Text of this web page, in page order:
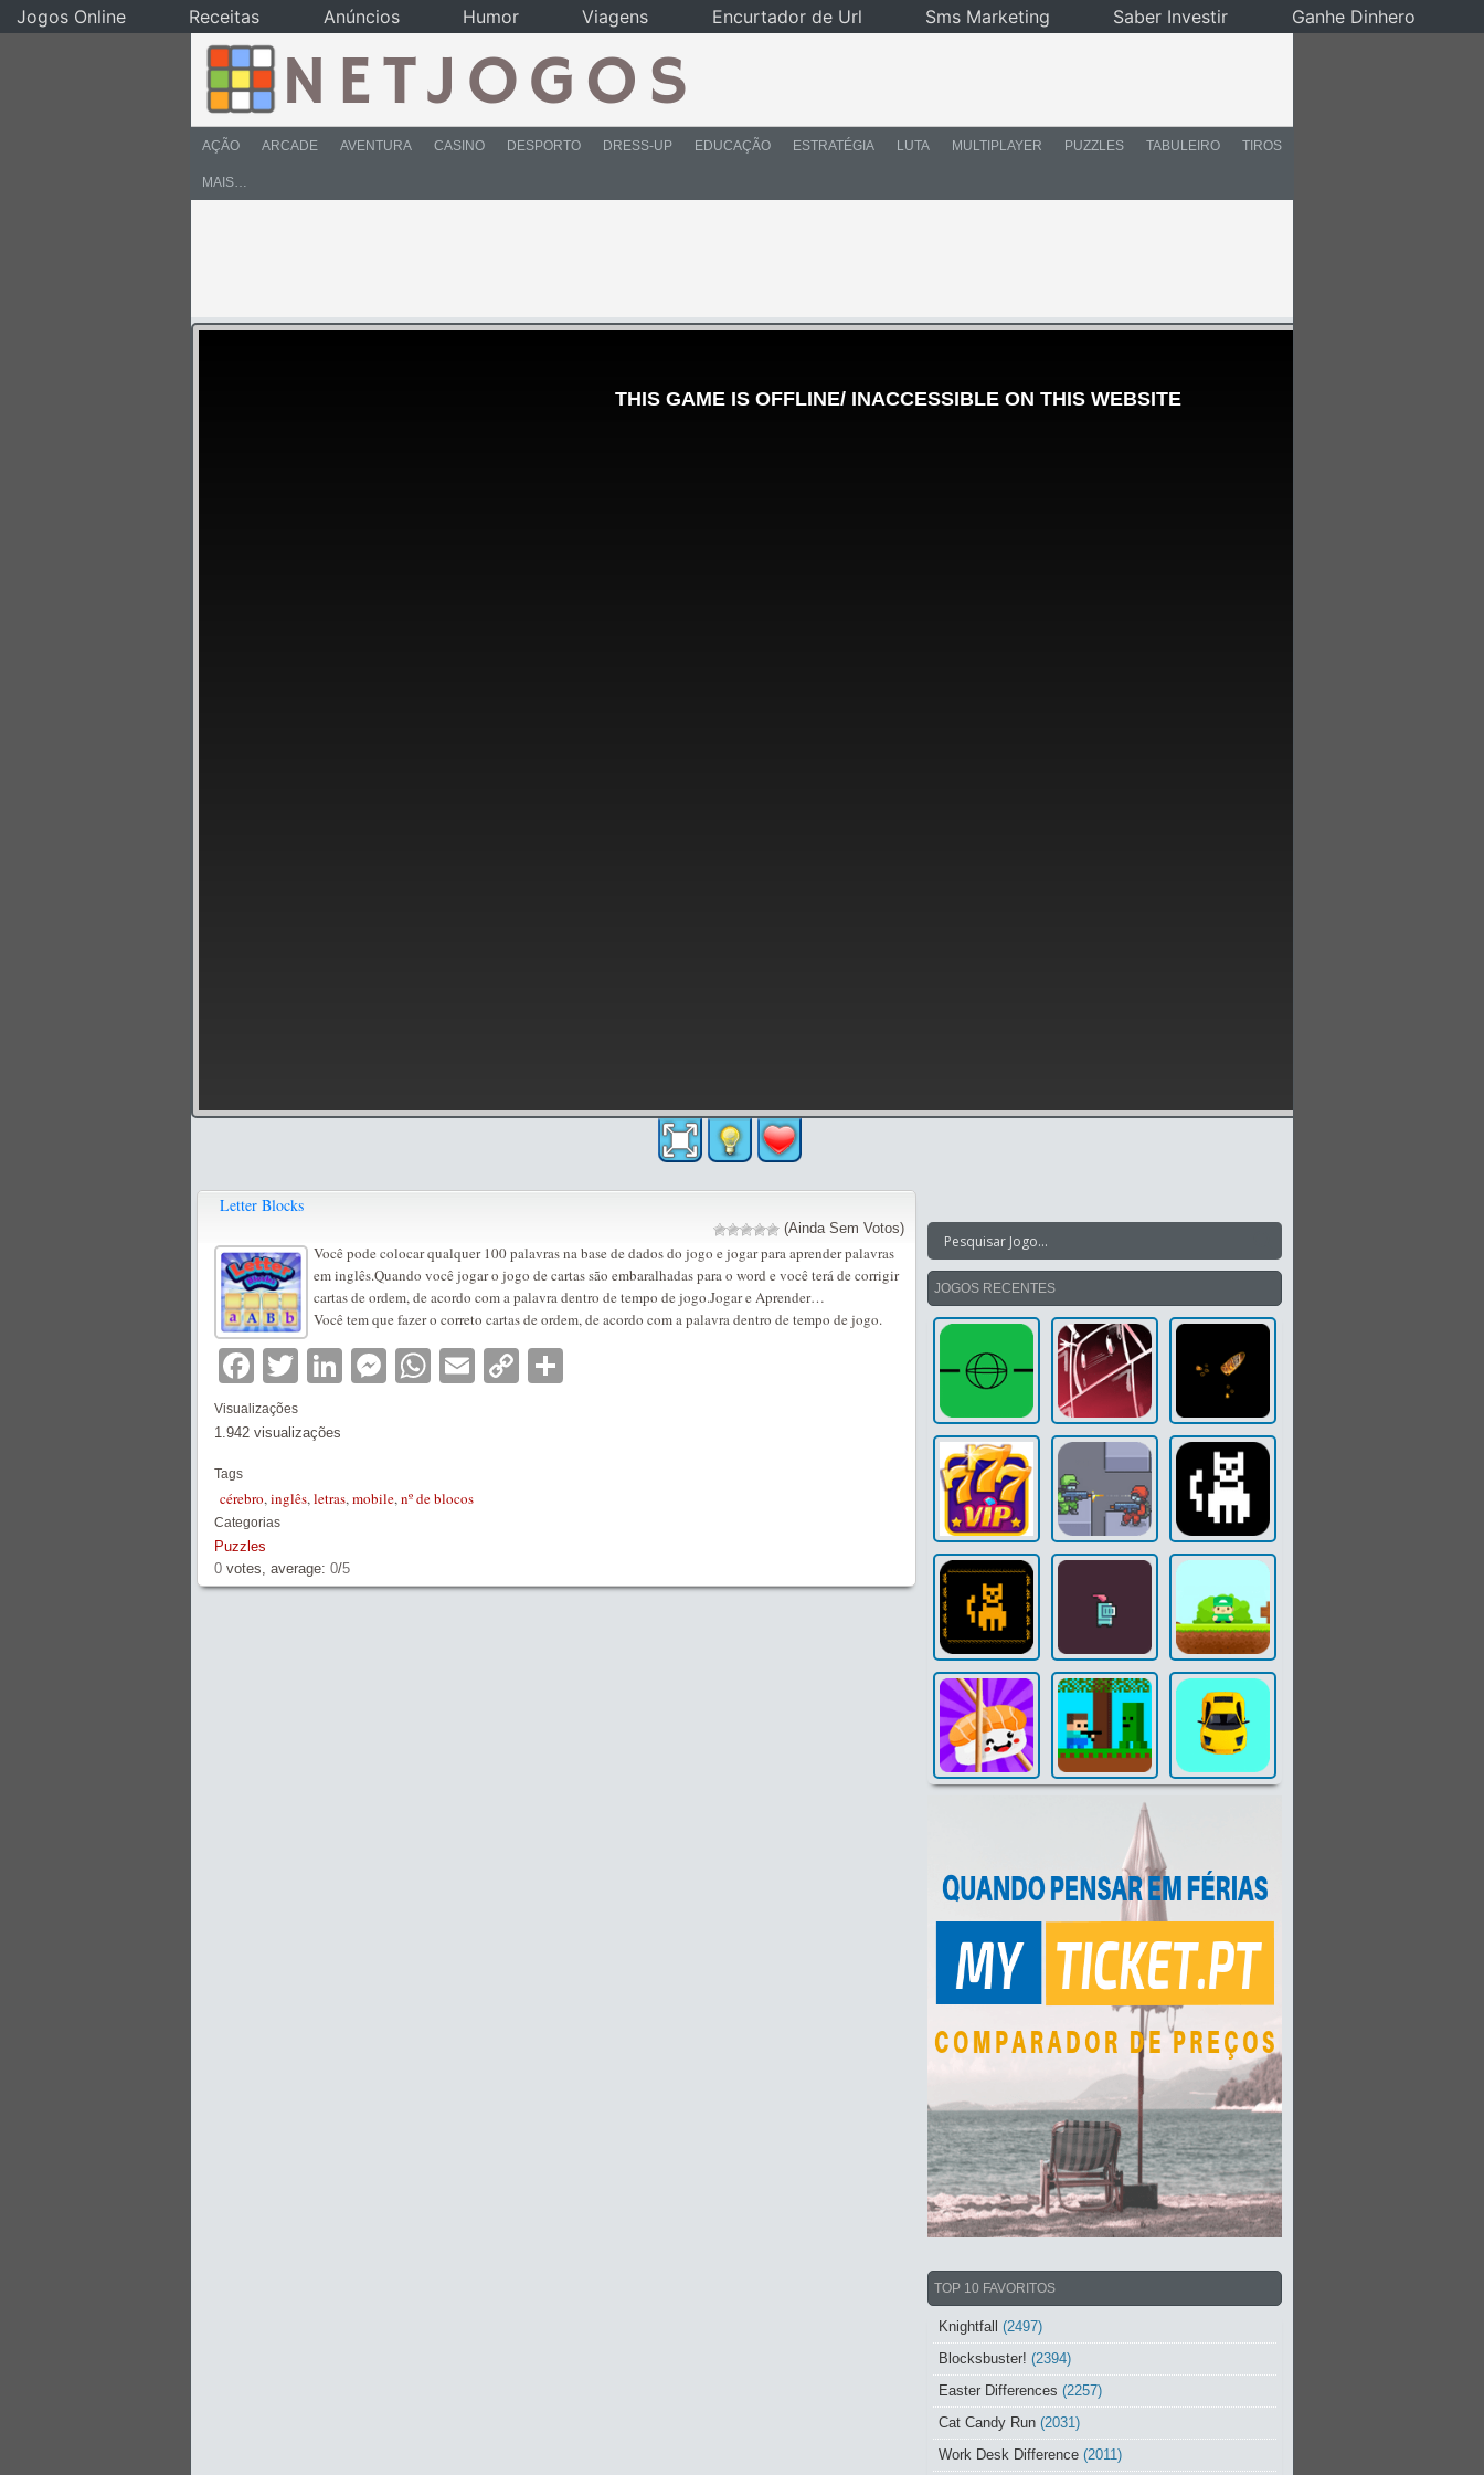
AÇÃO ARCADE AVENTURA CASINO DESPORTO DRESS-UP EDUCAÇÃO ESTRATÉGIA LUTA MULTIPLAYER PUZZLES TABULEIRO TIROS
MAIS…
Letter Blocks
(Ainda Sem Votos)
Você pode colocar qualquer 100 palavras na base de dados do jogo e jogar para aprender palavras
em inglês.Quando você jogar o jogo de cartas são embaralhadas para o word e você terá de corrigir
cartas de ordem, de acordo com a palavra dentro de tempo de jogo.Jogar e Aprender…
Você tem que fazer o correto cartas de ordem, de acordo com a palavra dentro de tempo de jogo.
Facebook
TwitterLinkedIn
Messenger
WhatsApp
EmailCopy
Visualizações
1.942 visualizações
Tags
cérebro,inglês,letras,mobile,nº de blocos
Categorias
Puzzles
0 votes, average: 0/5
JOGOS RECENTES
TOP 10 FAVORITOS
Knightfall (2497)
Blocksbuster! (2394)
Easter Differences (2257)
Cat Candy Run (2031)
Work Desk Difference (2011)
Jogos Online Receitas Anúncios Humor Viagens Encurtador de Url Sms Marketing Saber Investir Ganhe Dinhero